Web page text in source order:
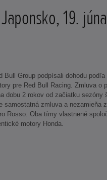
19. júna
Bull Group podpísali dohodu
pre Red Bull Racing. Zmluva o
dobu 2 rokov od začiatku sezóny
samostatná zmluva a nezamieňa
Rosso. Oba tímy vlastnené
motory Honda.